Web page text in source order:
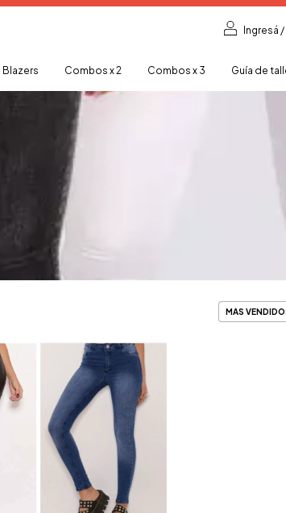
Ingresá /
Blazers Combos x 2 Combos x 3 Guía de